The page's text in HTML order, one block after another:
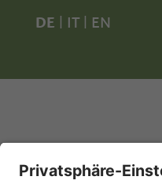
DE IT| EN